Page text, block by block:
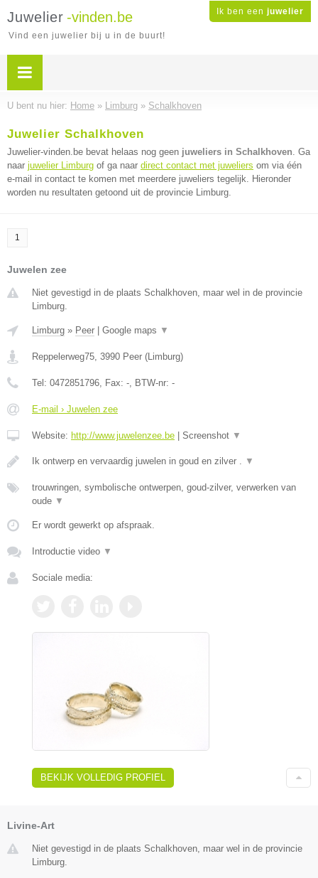
Ik ben een juwelier
Juwelier -vinden.be
Vind een juwelier bij u in de buurt!
U bent nu hier: Home » Limburg » Schalkhoven
Juwelier Schalkhoven
Juwelier-vinden.be bevat helaas nog geen juweliers in Schalkhoven. Ga
naar juwelier Limburg of ga naar direct contact met juweliers om via één
e-mail in contact te komen met meerdere juweliers tegelijk. Hieronder
worden nu resultaten getoond uit de provincie Limburg.
1
Juwelen zee
Niet gevestigd in de plaats Schalkhoven, maar wel in de provincie
Limburg.
Limburg » Peer Google maps ▼
Reppelerweg75, 3990 Peer (Limburg)
Tel: 0472851796, Fax: -, BTW-nr: -
E-mail › Juwelen zee
Website: http://www.juwelenzee.be Screenshot ▼
Ik ontwerp en vervaardig juwelen in goud en zilver . ▼
trouwringen, symbolische ontwerpen, goud-zilver, verwerken van
oude ▼
Er wordt gewerkt op afspraak.
Introductie video ▼
Sociale media:
BEKIJK VOLLEDIG PROFIEL
Livine-Art
Niet gevestigd in de plaats Schalkhoven, maar wel in de provincie
Limburg.